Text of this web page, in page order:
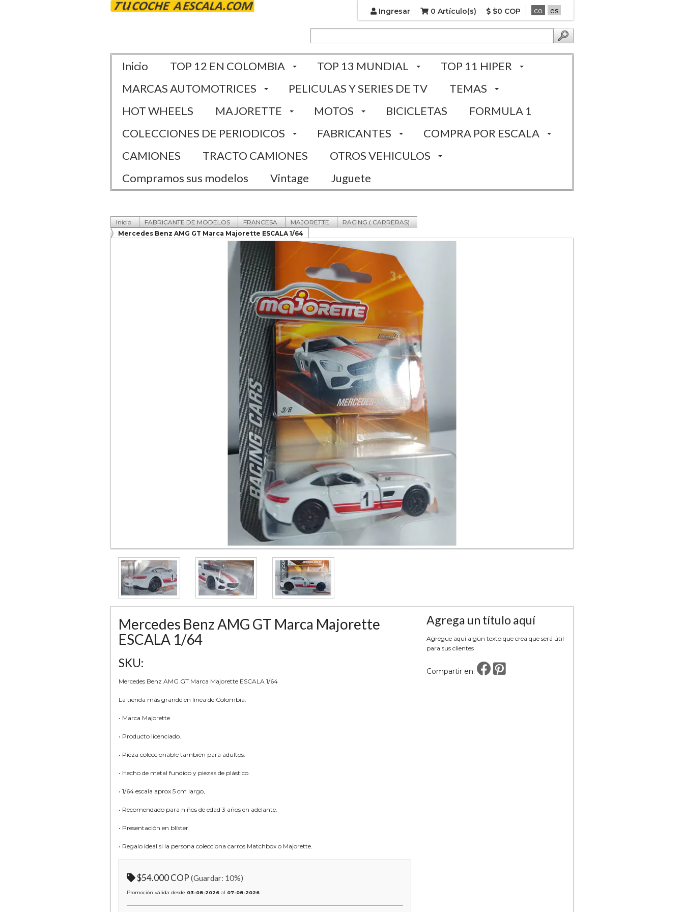
Ingresar 0 Artículo(s) $0 COP co es
Inicio TOP 12 EN COLOMBIA TOP 13 MUNDIAL
TOP 11 HIPER
MARCAS AUTOMOTRICES
PELICULAS Y SERIES DE TV
TEMAS
HOT WHEELS
MAJORETTE MOTOS BICICLETAS
FORMULA 1
COLECCIONES DE PERIODICOS
FABRICANTES
COMPRA POR ESCALA
CAMIONES
TRACTO CAMIONES
OTROS VEHICULOS
Compramos sus modelos
Vintage Juguete
Inicio FABRICANTE DE MODELOS FRANCESA MAJORETTE
RACING ( CARRERAS)
Mercedes Benz AMG GT Marca Majorette ESCALA 1/64
Mercedes Benz AMG GT Marca Majorette
ESCALA 1/64
SKU:
Mercedes Benz AMG GT Marca Majorette ESCALA 1/64
La tienda más grande en línea de Colombia.
• Marca Majorette
• Producto licenciado.
• Pieza coleccionable también para adultos.
• Hecho de metal fundido y piezas de plástico.
• 1/64 escala aprox 5 cm largo,
• Recomendado para niños de edad 3 años en adelante.
• Presentación en blíster.
• Regalo ideal si la persona colecciona carros Matchbox o Majorette.
$54.000 COP (Guardar: 10%)
Promoción válida desde 03-08-2026 al 07-08-2026
Agrega un título aquí
Agregue aquí algún texto que crea que será útil
para sus clientes
Compartir en: